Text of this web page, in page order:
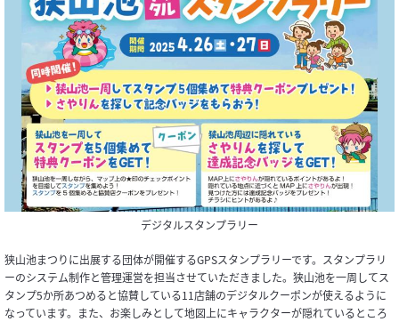
デジタルスタンプラリー
狭山池まつりに出展する団体が開催するGPSスタンプラリーです。スタンプラリ
ーのシステム制作と管理運営を担当させていただきました。狭山池を一周してス
タンプ5か所あつめると協賛している11店舗のデジタルクーポンが使えるように
なっています。また、お楽しみとして地図上にキャラクターが隠れているところ